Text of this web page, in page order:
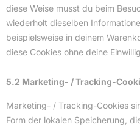
diese Weise musst du beim
wiederholt dieselben
beispielsweise in deinem
diese Cookies ohne deine
5.2 Marketing- / Tracking-
Marketing- / Tracking-Cookies
Form der lokalen Speicherung,